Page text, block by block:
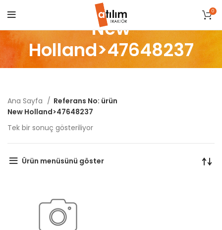
0
New
Holland>47648237
Ana Sayfa
Referans No: ürün
New Holland>47648237
Tek bir sonuç gösteriliyor
Ürün menüsünü göster